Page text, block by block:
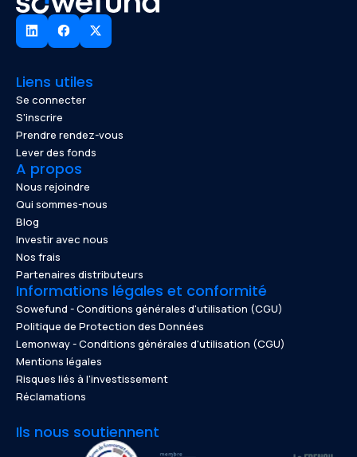
Liens utiles
Se connecter
S'inscrire
Prendre rendez-vous
Lever des fonds
A propos
Nous rejoindre
Qui sommes-nous
Blog
Investir avec nous
Nos frais
Partenaires distributeurs
Informations légales et conformité
Sowefund - Conditions générales d'utilisation (CGU)
Politique de Protection des Données
Lemonway - Conditions générales d'utilisation (CGU)
Mentions légales
Risques liés à l'investissement
Réclamations
Ils nous soutiennent